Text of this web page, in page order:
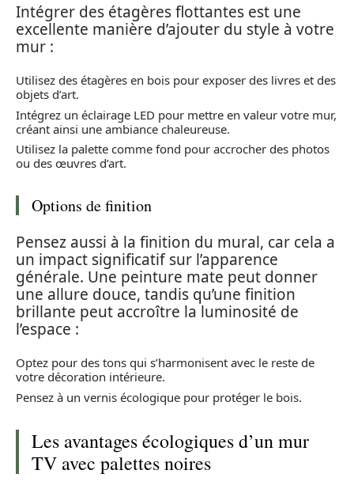
Intégrer des étagères flottantes est une
excellente manière d’ajouter du style à votre
mur :
Utilisez des étagères en bois pour exposer des livres et des
objets d’art.
Intégrez un éclairage LED pour mettre en valeur votre mur,
créant ainsi une ambiance chaleureuse.
Utilisez la palette comme fond pour accrocher des photos
ou des œuvres d’art.
Options de finition
Pensez aussi à la finition du mural, car cela a
un impact significatif sur l’apparence
générale. Une peinture mate peut donner
une allure douce, tandis qu’une finition
brillante peut accroître la luminosité de
l’espace :
Optez pour des tons qui s’harmonisent avec le reste de
votre décoration intérieure.
Pensez à un vernis écologique pour protéger le bois.
Les avantages écologiques d’un mur
TV avec palettes noires